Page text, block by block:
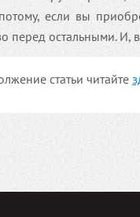
если вы
перед остальными. И,
статьи читайте